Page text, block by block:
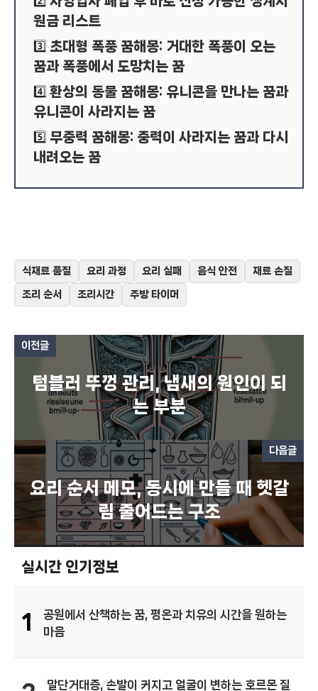
원금 리스트
3️⃣ 초대형 폭풍 꿈해몽: 거대한 폭풍이 오는
꿈과 폭풍에서 도망치는 꿈
4️⃣ 환상의 동물 꿈해몽: 유니콘을 만나는 꿈과
유니콘이 사라지는 꿈
5️⃣ 무중력 꿈해몽: 중력이 사라지는 꿈과 다시
내려오는 꿈
식재료 품질 요리 과정 요리 실패 음식 안전 재료 손질
조리 순서 조리시간 주방 타이머
이전글
텀블러 뚜껑 관리, 냄새의 원인이 되
는 부분
다음글
요리 순서 메모, 동시에 만들 때 헷갈
림 줄어드는 구조
실시간 인기정보
1
공원에서 산책하는 꿈, 평온과 치유의 시간을 원하는
마음
말단거대증, 손발이 커지고 얼굴이 변하는 호르몬 질